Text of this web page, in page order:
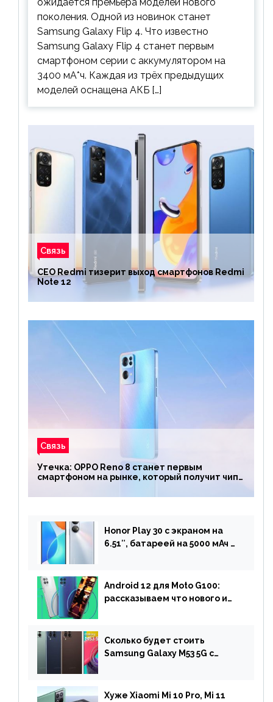
поколения. Одной из новинок станет
Samsung Galaxy Flip 4. Что известно
Samsung Galaxy Flip 4 станет первым
смартфоном серии с аккумулятором на
3400 мА*ч. Каждая из трёх предыдущих
моделей оснащена АКБ […]
Связь
CEO Redmi тизерит выход смартфонов Redmi
Note 12
Связь
Утечка: OPPO Reno 8 станет первым
смартфоном на рынке, который получит чип
Honor Play 30 с экраном на
6.51″, батареей на 5000 мАч и
Android 12 для Moto G100:
рассказываем что нового и
Сколько будет стоить
Samsung Galaxy M53 5G с
Хуже Xiaomi Mi 10 Pro, Mi 11